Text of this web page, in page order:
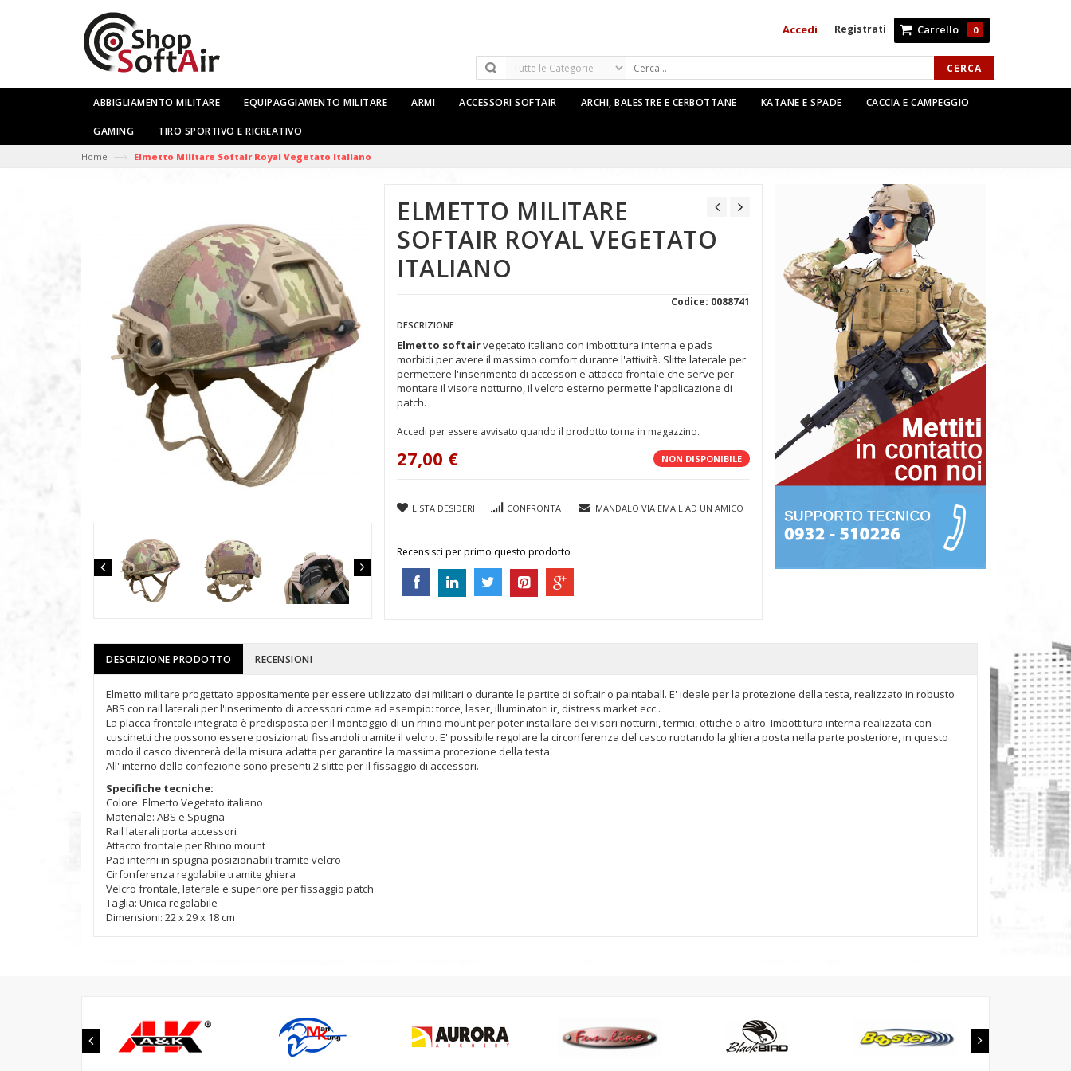
CERCA
Carrello 0
Registrati
|
Accedi
ABBIGLIAMENTO MILITARE EQUIPAGGIAMENTO MILITARE ARMI ACCESSORI SOFTAIR ARCHI, BALESTRE E CERBOTTANE KATANE E SPADE CACCIA E CAMPEGGIO
GAMING TIRO SPORTIVO E RICREATIVO
Home —› Elmetto Militare Softair Royal Vegetato Italiano
ELMETTO MILITARE
SOFTAIR ROYAL VEGETATO
ITALIANO
Codice: 0088741
DESCRIZIONE
Elmetto softairvegetato italiano con imbottitura interna e pads
morbidi per avere il massimo comfort durante l'attività. Slitte laterale per
permettere l'inserimento di accessori e attacco frontale che serve per
montare il visore notturno, il velcro esterno permette l'applicazione di
patch.
Accedi per essere avvisato quando il prodotto torna in magazzino.
NON DISPONIBILE
27,00 €
LISTA DESIDERI CONFRONTA MANDALO VIA EMAIL AD UN AMICO
Recensisci per primo questo prodotto
DESCRIZIONE PRODOTTO RECENSIONI
Elmetto militare progettato appositamente per essere utilizzato dai militari o durante le partite di softair o paintaball. E' ideale per la protezione della testa, realizzato in robusto
ABS con rail laterali per l'inserimento di accessori come ad esempio: torce, laser, illuminatori ir, distress market ecc..
La placca frontale integrata è predisposta per il montaggio di un rhino mount per poter installare dei visori notturni, termici, ottiche o altro. Imbottitura interna realizzata con
cuscinetti che possono essere posizionati fissandoli tramite il velcro. E' possibile regolare la circonferenza del casco ruotando la ghiera posta nella parte posteriore, in questo
modo il casco diventerà della misura adatta per garantire la massima protezione della testa.
All' interno della confezione sono presenti 2 slitte per il fissaggio di accessori.
Specifiche tecniche:
Colore: Elmetto Vegetato italiano
Materiale: ABS e Spugna
Rail laterali porta accessori
Attacco frontale per Rhino mount
Pad interni in spugna posizionabili tramite velcro
Cirfonferenza regolabile tramite ghiera
Velcro frontale, laterale e superiore per fissaggio patch
Taglia: Unica regolabile
Dimensioni: 22 x 29 x 18 cm